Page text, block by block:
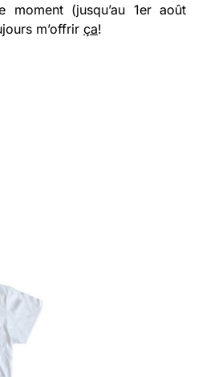
(jusqu’au 1er août
m’offrir ça!